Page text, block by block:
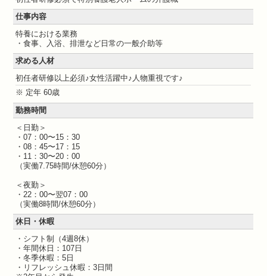
仕事内容
特養における業務
・食事、入浴、排泄など日常の一般介助等
求める人材
初任者研修以上必須♪女性活躍中♪人物重視です♪
※ 定年 60歳
勤務時間
＜日勤＞
・07：00〜15：30
・08：45〜17：15
・11：30〜20：00
（実働7.75時間/休憩60分）
＜夜勤＞
・22：00〜翌07：00
（実働8時間/休憩60分）
休日・休暇
・シフト制（4週8休）
・年間休日：107日
・冬季休暇：5日
・リフレッシュ休暇：3日間